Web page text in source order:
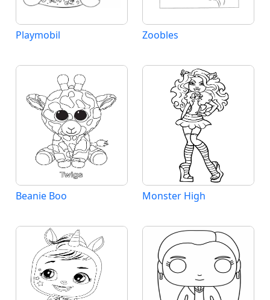
Playmobil Zoobles
Beanie Boo Monster High